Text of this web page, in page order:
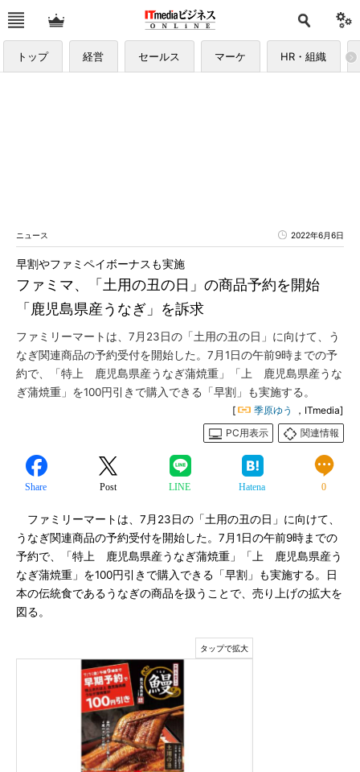
トップ 経営 セールス マーケ HR・組織
ニュース 2022年6月6日
ファミマ、「土用の丑の日」の商品予約を開始
「鹿児島県産うなぎ」を訴求
早割やファミペイボーナスも実施
ファミリーマートは、7月23日の「土用の丑の日」に向けて、う
なぎ関連商品の予約受付を開始した。7月1日の午前9時までの予
約で、「特上 鹿児島県産うなぎ蒲焼重」「上 鹿児島県産うな
ぎ蒲焼重」を100円引きで購入できる「早割」も実施する。
[ 季原ゆう
，ITmedia]
PC用表示
関連情報
Share Post LINE Hatena 0
ファミリーマートは、7月23日の「土用の丑の日」に向けて、
うなぎ関連商品の予約受付を開始した。7月1日の午前9時までの
予約で、「特上 鹿児島県産うなぎ蒲焼重」「上 鹿児島県産う
なぎ蒲焼重」を100円引きで購入できる「早割」も実施する。日
本の伝統食であるうなぎの商品を扱うことで、売り上げの拡大を
図る。